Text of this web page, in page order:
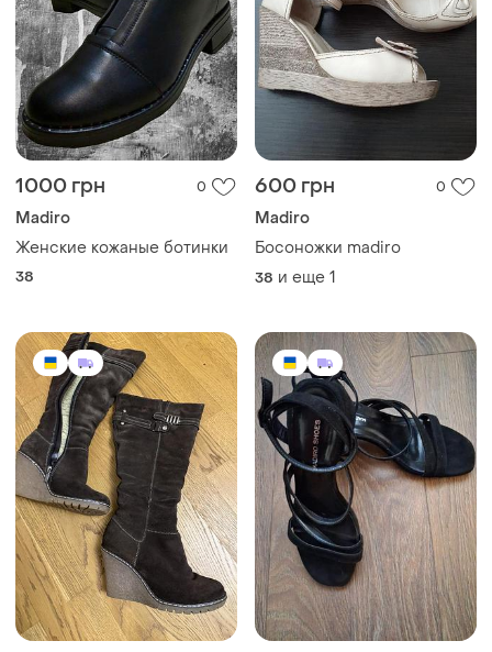
1000 грн 0
Madiro
Женские кожаные ботинки
38
600 грн 0
Madiro
Босоножки madiro
38 и еще 1